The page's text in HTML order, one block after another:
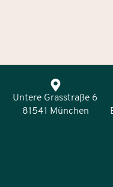
Untere Grasstraße 6
81541 München